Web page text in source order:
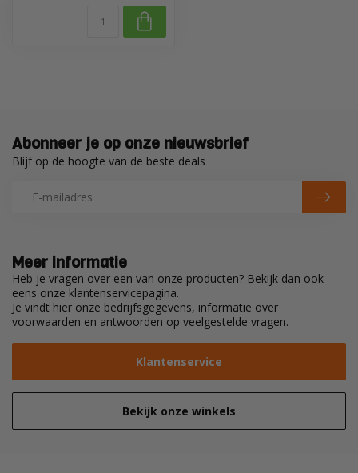
Meer informatie
Heb je vragen over een van onze producten? Bekijk dan ook
eens onze klantenservicepagina.
Je vindt hier onze bedrijfsgegevens, informatie over
voorwaarden en antwoorden op veelgestelde vragen.
Klantenservice
Bekijk onze winkels
Abonneer je op onze nieuwsbrief
Blijf op de hoogte van de beste deals